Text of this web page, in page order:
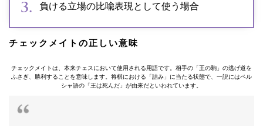
負ける立場の比喩表現として使う場合
チェックメイトの正しい意味
チェックメイトは、本来チェスにおいて使用される用語です。相手の「王の駒」の逃げ道を
ふさぎ、勝利することを意味します。将棋における「詰み」に当たる状態で、一説にはペル
シャ語の「王は死んだ」が由来だといわれています。